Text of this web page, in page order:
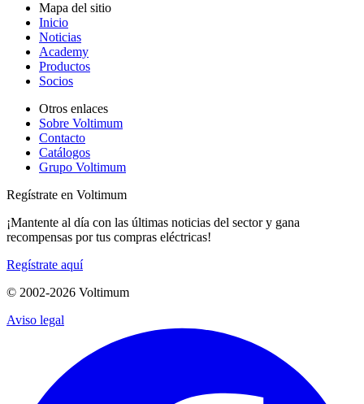
Mapa del sitio
Inicio
Noticias
Academy
Productos
Socios
Otros enlaces
Sobre Voltimum
Contacto
Catálogos
Grupo Voltimum
Regístrate en Voltimum
¡Mantente al día con las últimas noticias del sector y gana
recompensas por tus compras eléctricas!
Regístrate aquí
© 2002-2026 Voltimum
Aviso legal